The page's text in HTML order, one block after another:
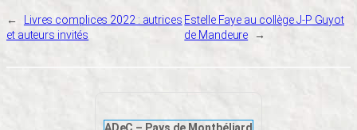
←
Livres complices 2022 : autrices
et auteurs invités
Estelle Faye au collège J-P Guyot
de Mandeure
→